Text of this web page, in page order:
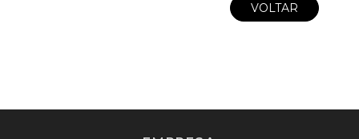
VOLTAR